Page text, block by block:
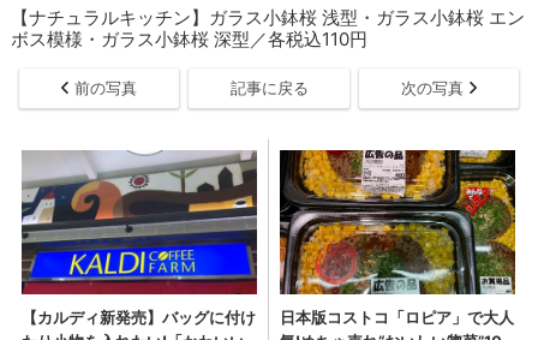
【ナチュラルキッチン】ガラス小鉢桜 浅型・ガラス小鉢桜 エン
ボス模様・ガラス小鉢桜 深型／各税込110円
前の写真 記事に戻る 次の写真